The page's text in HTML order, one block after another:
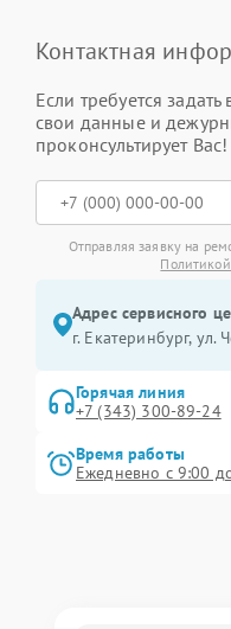
Контактная
Если требуется задать
свои данные и
проконсультирует Вас!
Отправляя заявку на
Адрес сервисного
г. Екатеринбург, ул.
Горячая линия
+7 (343) 300-89-24
Время работы
Ежедневно с 9:00